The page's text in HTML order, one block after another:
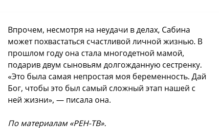
Впрочем, несмотря на неудачи в делах, Сабина
может похвастаться счастливой личной жизнью. В
прошлом году она стала многодетной мамой,
подарив двум сыновьям долгожданную сестренку.
«Это была самая непростая моя беременность. Дай
Бог, чтобы это был самый сложный этап нашей с
ней жизни», — писала она.
По материалам «РЕН-ТВ».